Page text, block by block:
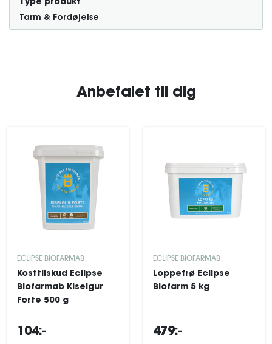
Type produkt
Tarm & Fordøjelse
Anbefalet til dig
ECLIPSE BIOFARMAB
Kosttilskud Eclipse
Biofarmab Kiselgur
Forte 500 g
104:-
ECLIPSE BIOFARMAB
Loppefrø Eclipse
Biofarm 5 kg
479:-